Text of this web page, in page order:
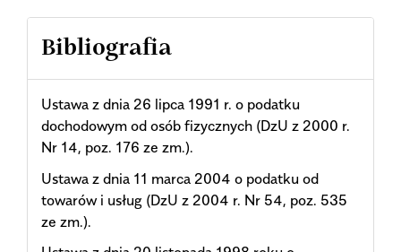
Bibliografia
Ustawa z dnia 26 lipca 1991 r. o podatku
dochodowym od osób fizycznych (DzU z 2000 r.
Nr 14, poz. 176 ze zm.).
Ustawa z dnia 11 marca 2004 o podatku od
towarów i usług (DzU z 2004 r. Nr 54, poz. 535
ze zm.).